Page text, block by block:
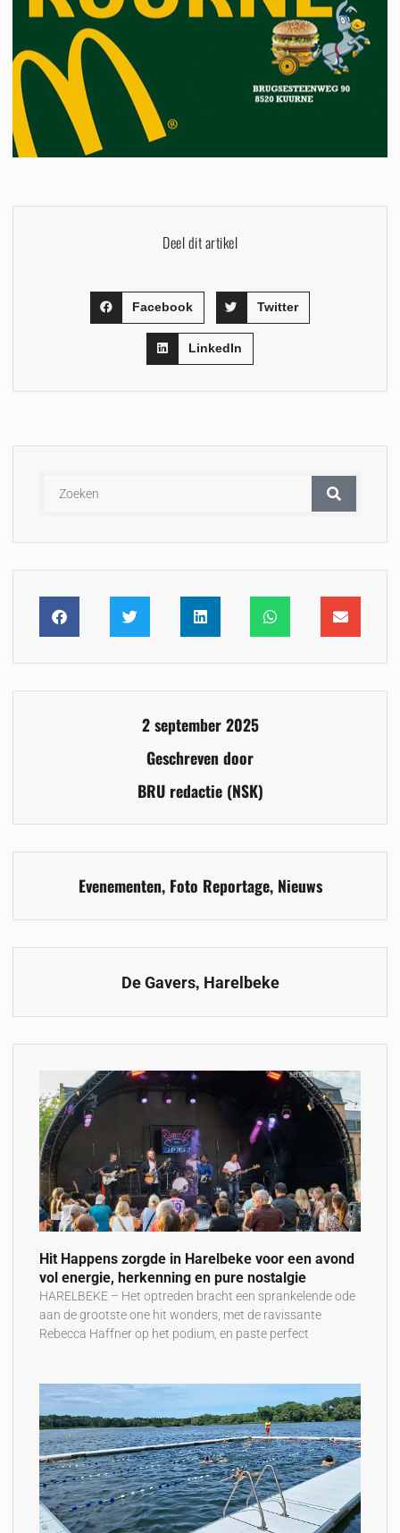
Deel dit artikel
Facebook Twitter
LinkedIn
2 september 2025
Geschreven door
BRU redactie (NSK)
Evenementen, Foto Reportage, Nieuws
De Gavers, Harelbeke
Hit Happens zorgde in Harelbeke voor een avond
vol energie, herkenning en pure nostalgie
HARELBEKE – Het optreden bracht een sprankelende ode
aan de grootste one hit wonders, met de ravissante
Rebecca Haffner op het podium, en paste perfect